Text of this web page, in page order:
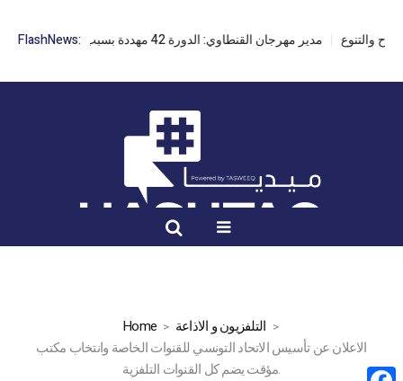
FlashNews: مدير مهرجان القنطاوي: الدورة 42 مهددة بسبب تأخر التراخيص
Home
التلفزيون و الاذاعة
الاعلان عن تأسيس الاتحاد التونسي للقنوات الخاصة وانتخاب مكتب
مؤقت يضم كل القنوات التلفزية.